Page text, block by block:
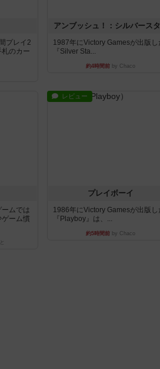
プレイ2
のカー
アンブッシュ！：シルバース
1987年にVictory Gamesが出版し
『Silver Sta...
約4時間前 by Chaco
ムでは
ーム慣
レビュー
プレイボーイ
1986年にVictory Gamesが出版し
『Playboy』は、...
約5時間前 by Chaco